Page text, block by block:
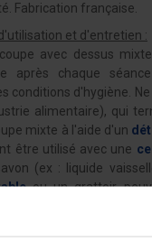
Fabrication française.
et d'entretien :
avec dessus
après chaque
conditions d'hygiène.
alimentaire), qui
mixte à l'aide d'un
être utilisé avec une
(ex : liquide
ou un grattoir
avec de l'eau de
désinfection parfaite,